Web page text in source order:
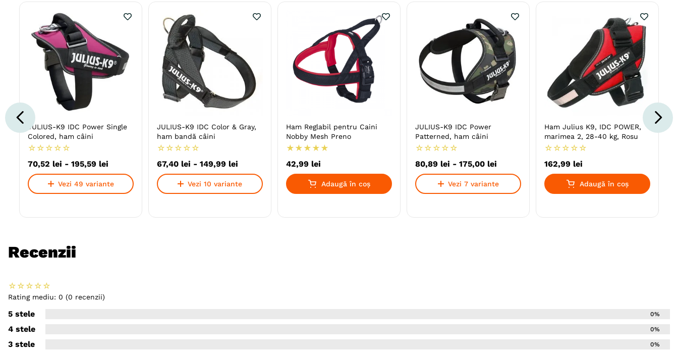
JULIUS-K9 IDC Power Single
Colored, ham câini
☆ ☆ ☆ ☆ ☆
70,52 lei - 195,59 lei
Vezi 49 variante
JULIUS-K9 IDC Color & Gray,
ham bandă câini
☆ ☆ ☆ ☆ ☆
67,40 lei - 149,99 lei
Vezi 10 variante
Ham Reglabil pentru Caini
Nobby Mesh Preno
★ ★ ★ ★ ★
42,99 lei
Adaugă în coș
JULIUS-K9 IDC Power
Patterned, ham câini
☆ ☆ ☆ ☆ ☆
80,89 lei - 175,00 lei
Vezi 7 variante
Ham Julius K9, IDC POWER,
marimea 2, 28-40 kg, Rosu
☆ ☆ ☆ ☆ ☆
162,99 lei
Adaugă în coș
Recenzii
☆ ☆ ☆ ☆ ☆
Rating mediu: 0 (0 recenzii)
5 stele 0%
4 stele 0%
3 stele 0%